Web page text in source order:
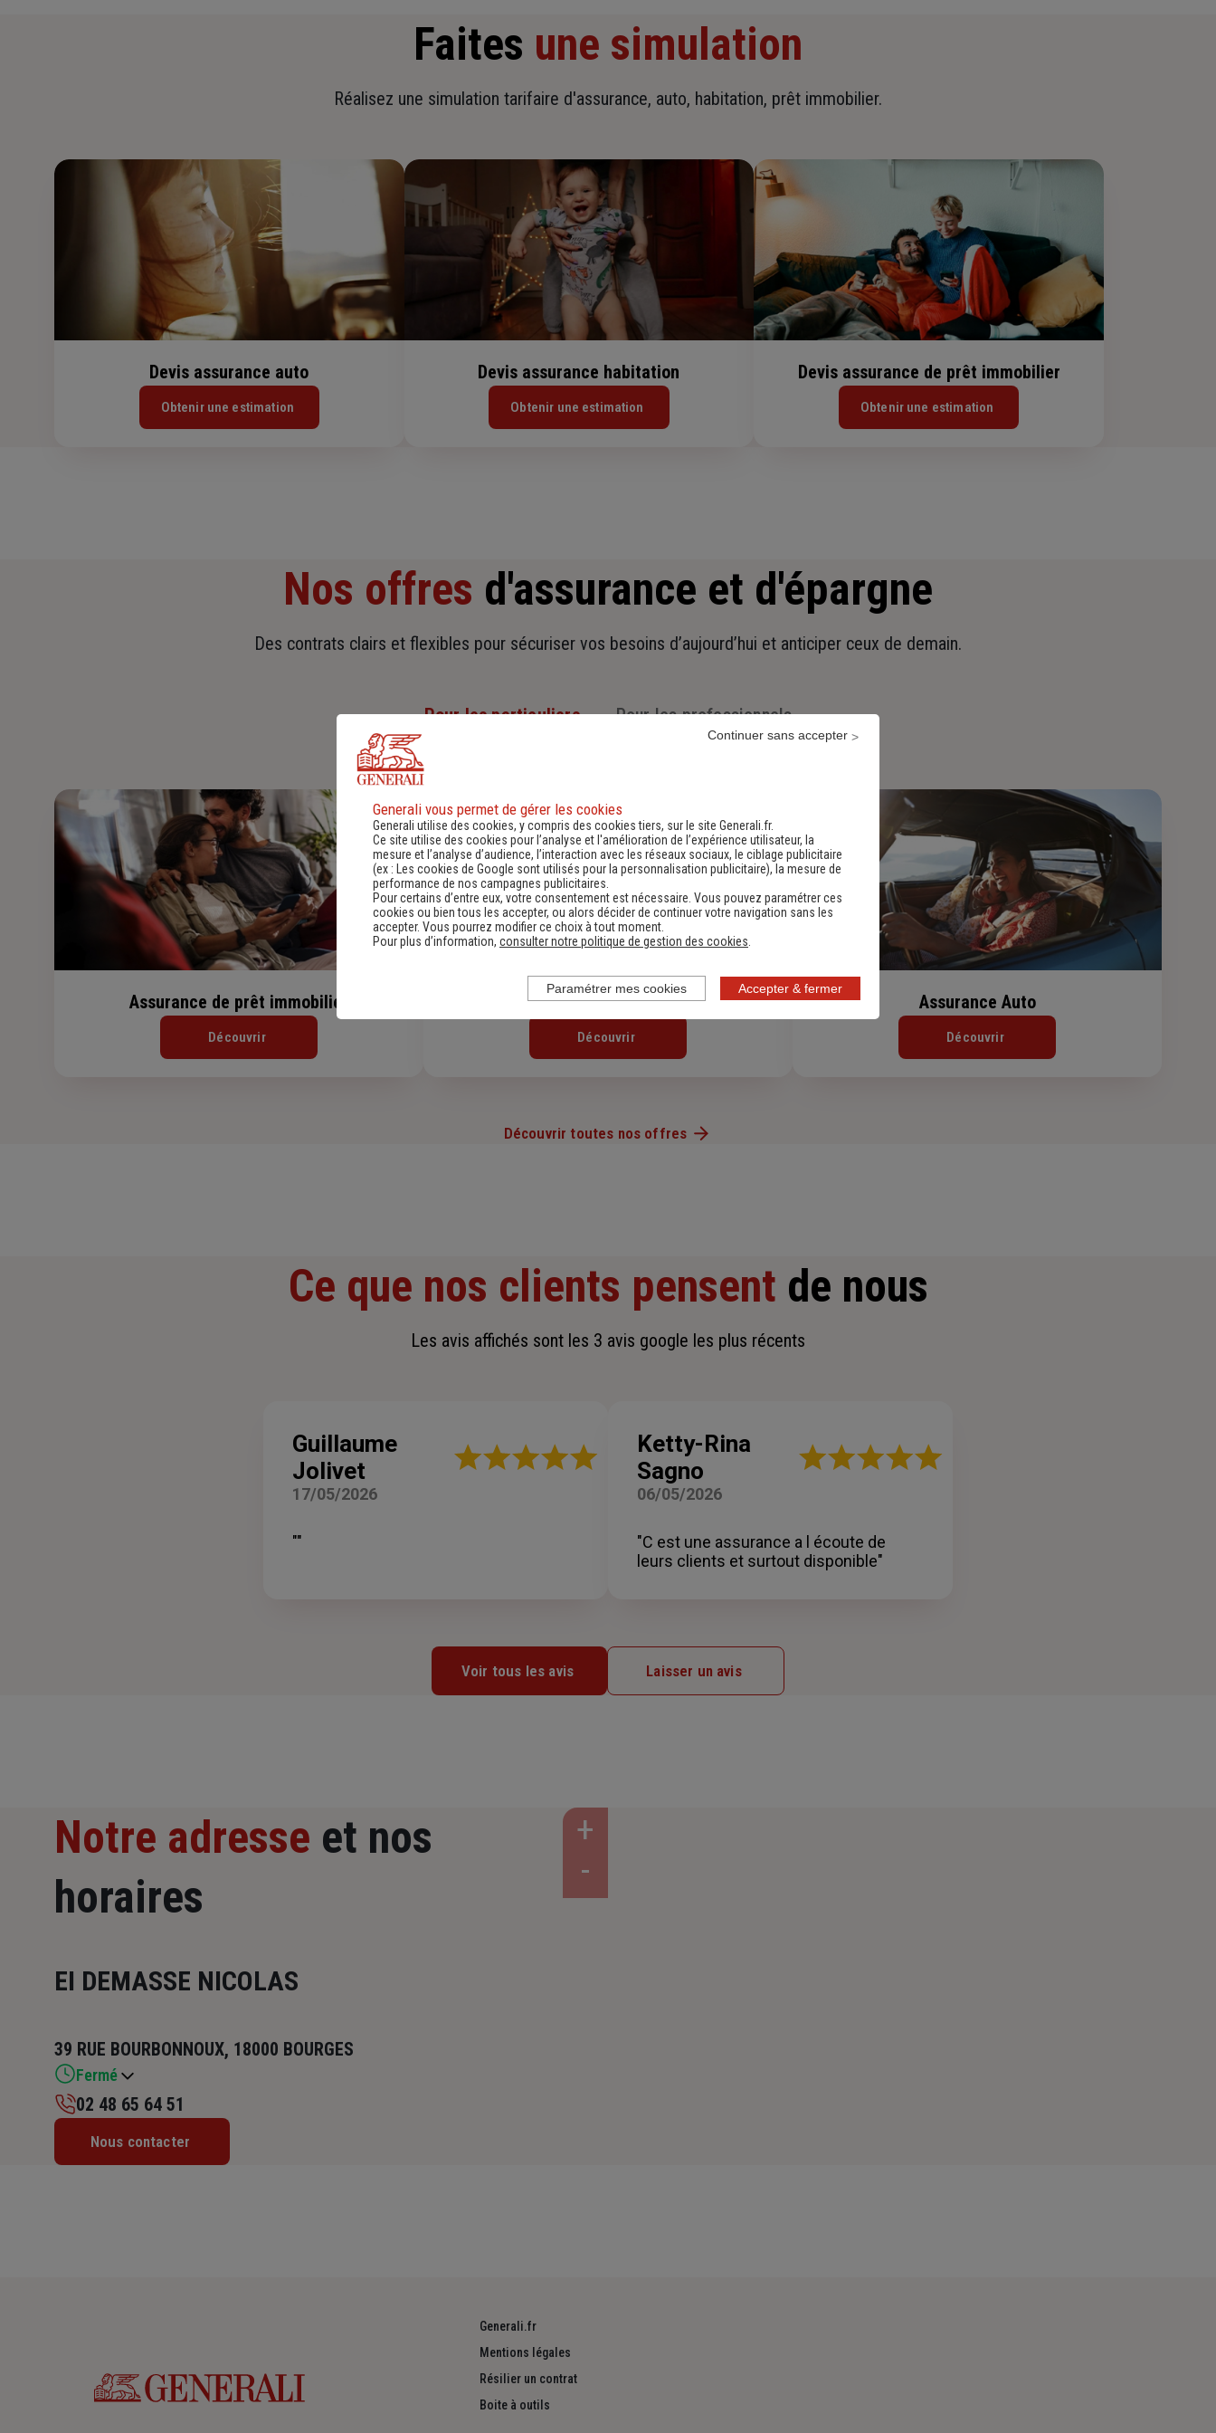
Faites une simulation
Réalisez une simulation tarifaire d'assurance, auto, habitation, prêt immobilier.
Devis assurance auto
Obtenir une estimation
Devis assurance habitation
Obtenir une estimation
Devis assurance de prêt immobilier
Obtenir une estimation
Nos offres d'assurance et d'épargne
Des contrats clairs et flexibles pour sécuriser vos besoins d’aujourd’hui et anticiper ceux de demain.
Pour les particuliers Pour les professionnels
Assurance de prêt immobilier
Découvrir
Assurance Habitation
Découvrir
Assurance Auto
Découvrir
Découvrir toutes nos offres
Ce que nos clients pensent de nous
Les avis affichés sont les 3 avis google les plus récents
Guillaume
Jolivet
Note
17/05/2026
""
Ketty-Rina
Sagno
Note
étoiles
06/05/2026
"C est une assurance a l écoute de
leurs clients et surtout disponible"
Voir tous les avis Laisser un avis
Notre adresse et nos
horaires
EI DEMASSE NICOLAS
39 RUE BOURBONNOUX, 18000 BOURGES
Fermé
Lundi : 09h – 12h / 14h – 18h
Mardi : 09h – 12h / 14h – 18h
02 48 65 64 51
Nous contacter
Generali.fr
Mentions légales
Résilier un contrat
Boite à outils
Generali vous permet de gérer les cookies
Generali utilise des cookies, y compris des cookies tiers, sur le site Generali.fr.
Ce site utilise des cookies pour l’analyse et l'amélioration de l’expérience utilisateur, la
mesure et l’analyse d’audience, l’interaction avec les réseaux sociaux, le ciblage publicitaire
(ex : Les cookies de Google sont utilisés pour la personnalisation publicitaire), la mesure de
performance de nos campagnes publicitaires.
Pour certains d’entre eux, votre consentement est nécessaire. Vous pouvez paramétrer ces
cookies ou bien tous les accepter, ou alors décider de continuer votre navigation sans les
accepter. Vous pourrez modifier ce choix à tout moment.
Pour plus d’information, consulter notre politique de gestion des cookies.
Accepter & fermer
Continuer sans accepter
Paramétrer mes cookies